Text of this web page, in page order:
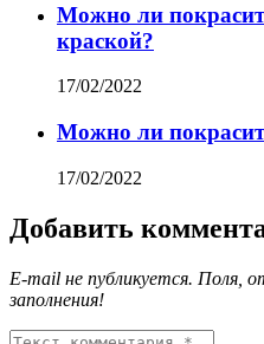
Можно ли
краской?
17/02/2022
Можно ли
17/02/2022
Добавить
E-mail не публикуется. Поля,
заполнения!